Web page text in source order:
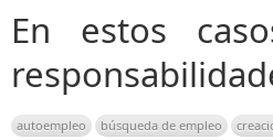
En estos
autoempleo búsqueda de empleo